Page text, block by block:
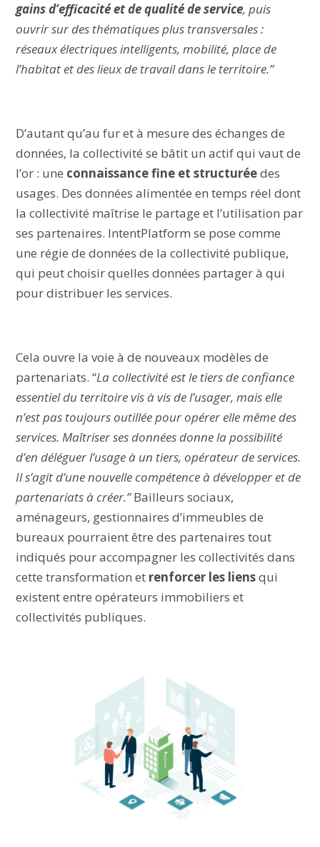
gains d’efficacité et de qualité de service, puis
ouvrir sur des thématiques plus transversales :
réseaux électriques intelligents, mobilité, place de
l’habitat et des lieux de travail dans le territoire.”
D’autant qu’au fur et à mesure des échanges de
données, la collectivité se bâtit un actif qui vaut de
l’or : une connaissance fine et structuréedes
usages. Des données alimentée en temps réel dont
la collectivité maîtrise le partage et l’utilisation par
ses partenaires. IntentPlatform se pose comme
une régie de données de la collectivité publique,
qui peut choisir quelles données partager à qui
pour distribuer les services.
Cela ouvre la voie à de nouveaux modèles de
partenariats. “La collectivité est le tiers de confiance
essentiel du territoire vis à vis de l’usager, mais elle
n’est pas toujours outillée pour opérer elle même des
services. Maîtriser ses données donne la possibilité
d’en déléguer l’usage à un tiers, opérateur de services.
Il s’agit d’une nouvelle compétence à développer et de
partenariats à créer.”Bailleurs sociaux,
aménageurs, gestionnaires d’immeubles de
bureaux pourraient être des partenaires tout
indiqués pour accompagner les collectivités dans
cette transformation et renforcer les liensqui
existent entre opérateurs immobiliers et
collectivités publiques.